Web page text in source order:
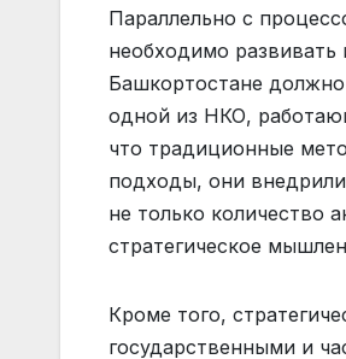
Параллельно с
необходимо
Башкортостане
одной из НКО,
что традиционные
подходы, они
не только количество
стратегическое
Кроме того,
государственными и